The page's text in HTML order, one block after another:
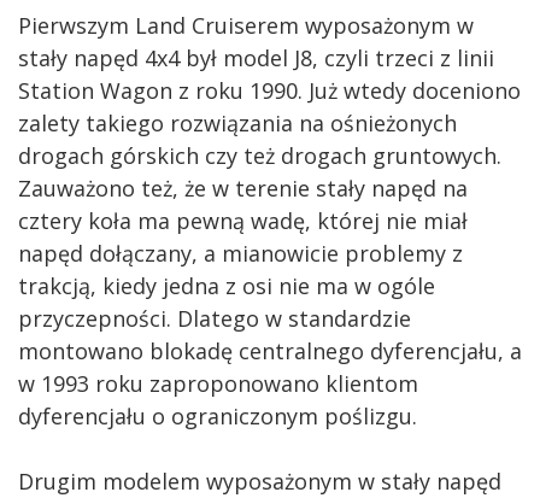
Pierwszym Land Cruiserem wyposażonym w
stały napęd 4x4 był model J8, czyli trzeci z linii
Station Wagon z roku 1990. Już wtedy doceniono
zalety takiego rozwiązania na ośnieżonych
drogach górskich czy też drogach gruntowych.
Zauważono też, że w terenie stały napęd na
cztery koła ma pewną wadę, której nie miał
napęd dołączany, a mianowicie problemy z
trakcją, kiedy jedna z osi nie ma w ogóle
przyczepności. Dlatego w standardzie
montowano blokadę centralnego dyferencjału, a
w 1993 roku zaproponowano klientom
dyferencjału o ograniczonym poślizgu.
Drugim modelem wyposażonym w stały napęd